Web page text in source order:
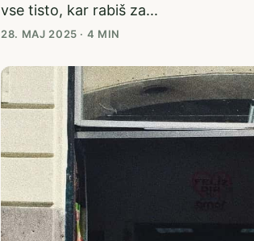
vse tisto, kar rabiš za...
28. MAJ 2025 · 4 MIN